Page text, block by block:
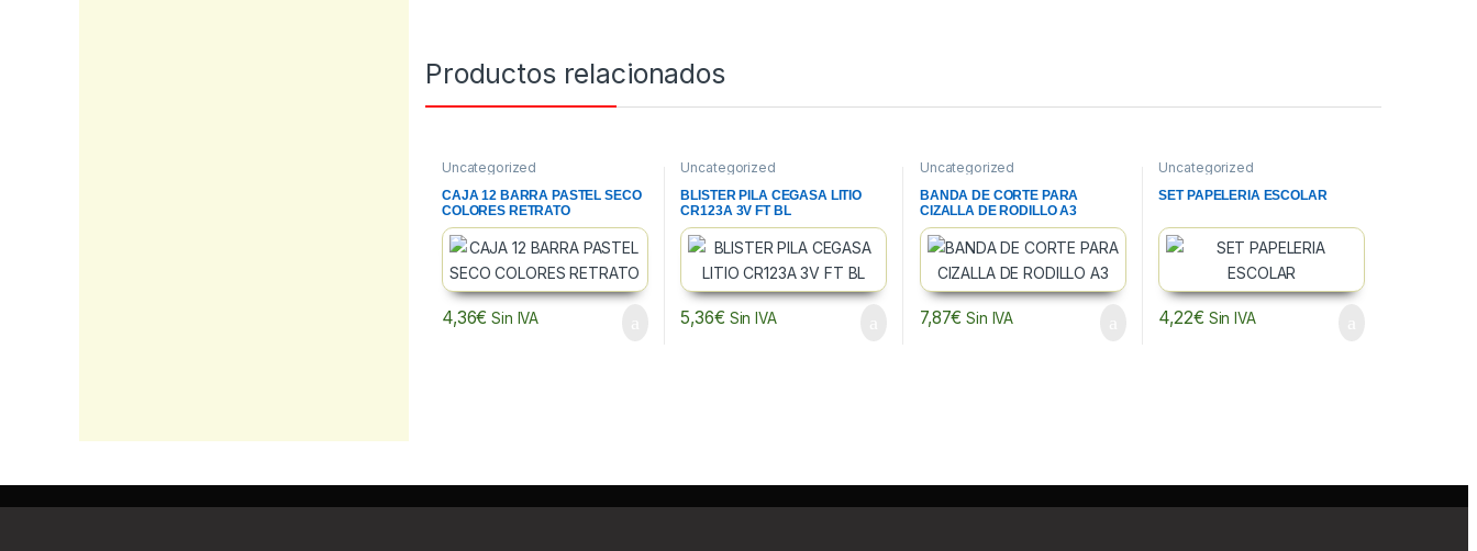
Productos relacionados
Uncategorized
CAJA 12 BARRA PASTEL SECO
COLORES RETRATO
4,36€ Sin IVA
Uncategorized
BLISTER PILA CEGASA LITIO
CR123A 3V FT BL
5,36€ Sin IVA
Uncategorized
BANDA DE CORTE PARA
CIZALLA DE RODILLO A3
7,87€ Sin IVA
Uncategorized
SET PAPELERIA ESCOLAR
4,22€ Sin IVA